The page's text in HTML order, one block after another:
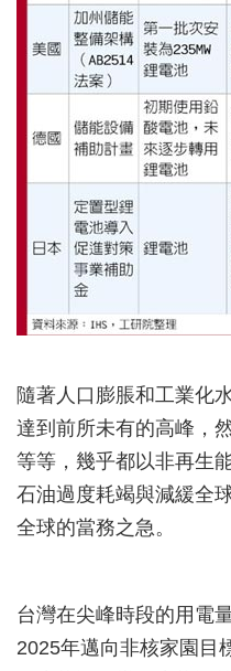
隨著人口膨脹和工業化
達到前所未有的高峰，
等等，幾乎都以非再生
石油過度耗竭與減緩全
全球的當務之急。
台灣在尖峰時段的用電
2025年邁向非核家園目